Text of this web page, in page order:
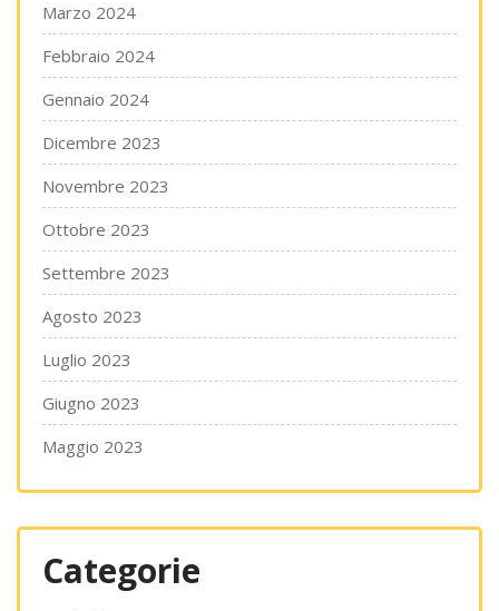
Marzo 2024
Febbraio 2024
Gennaio 2024
Dicembre 2023
Novembre 2023
Ottobre 2023
Settembre 2023
Agosto 2023
Luglio 2023
Giugno 2023
Maggio 2023
Categorie